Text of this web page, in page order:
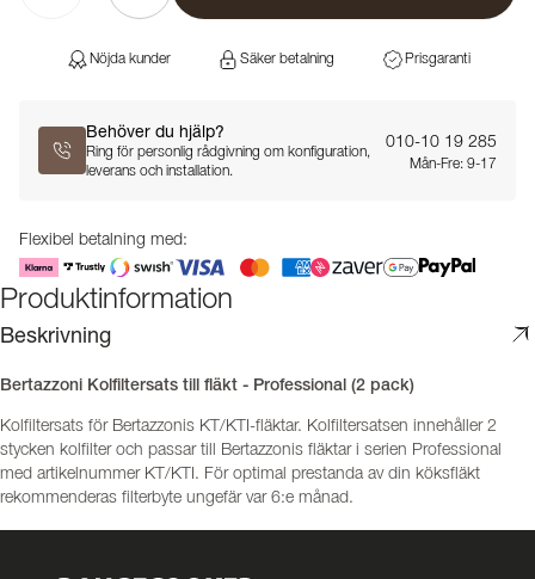
Nöjda kunder Säker betalning Prisgaranti
Behöver du hjälp?
Ring för personlig rådgivning om konfiguration,
leverans och installation.
010-10 19 285
Mån-Fre: 9-17
Flexibel betalning med:
Produktinformation
Beskrivning
Bertazzoni Kolfiltersats till fläkt - Professional (2 pack)
Kolfiltersats för Bertazzonis KT/KTI-fläktar. Kolfiltersatsen innehåller 2
stycken kolfilter och passar till Bertazzonis fläktar i serien Professional
med artikelnummer KT/KTI. För optimal prestanda av din köksfläkt
rekommenderas filterbyte ungefär var 6:e månad.